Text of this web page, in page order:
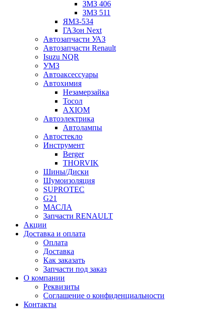
ЗМЗ 406
ЗМЗ 511
ЯМЗ-534
ГАЗон Next
Автозапчасти УАЗ
Автозапчасти Renault
Isuzu NQR
УМЗ
Автоаксессуары
Автохимия
Незамерзайка
Тосол
AXIOM
Автоэлектрика
Автолампы
Автостекло
Инструмент
Berger
THORVIK
Шины/Диски
Шумоизоляция
SUPROTEC
G21
МАСЛА
Запчасти RENAULT
Акции
Доставка и оплата
Оплата
Доставка
Как заказать
Запчасти под заказ
О компании
Реквизиты
Соглашение о конфиденциальности
Контакты